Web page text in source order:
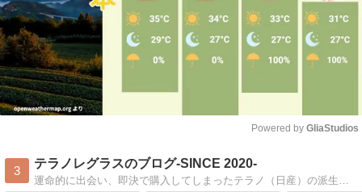
Powered by GliaStudios
3
テラノレグラスのブログ-SINCE 2020-